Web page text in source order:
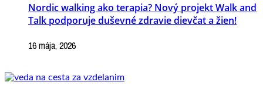
Nordic walking ako terapia? Nový projekt Walk and
Talk podporuje duševné zdravie dievčat a žien!
16 mája, 2026